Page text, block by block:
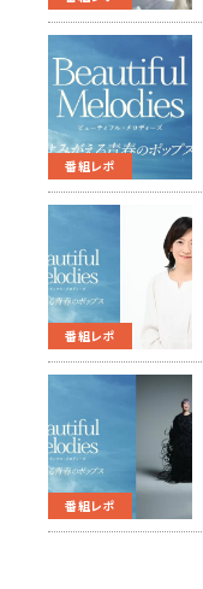
番組レポ
番組レポ
番組レポ